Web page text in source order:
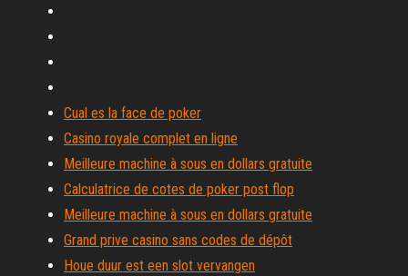
Cual es la face de poker
Casino royale complet en ligne
Meilleure machine à sous en dollars gratuite
Calculatrice de cotes de poker post flop
Meilleure machine à sous en dollars gratuite
Grand prive casino sans codes de dépôt
Houe duur est een slot vervangen